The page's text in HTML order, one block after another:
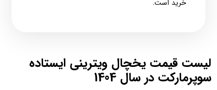
خرید است.
لیست قیمت یخچال ویترینی ایستاده
سوپرمارکت در سال 1404